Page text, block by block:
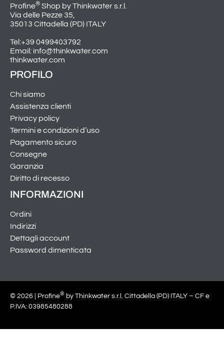
Profine® Shop by Thinkwater s.r.l.
Via delle Pezze 35,
35013 Cittadella (PD) ITALY
Tel:+39 0499403792
Email: info@thinkwater.com
thinkwater.com
PROFILO
Chi siamo
Assistenza clienti
Privacy policy
Termini e condizioni d’uso
Pagamento sicuro
Consegne
Garanzia
Diritto di recesso
INFORMAZIONI
Ordini
Indirizzi
Dettagli account
Password dimenticata
© 2026 | Profine® by Thinkwater s.r.l. Cittadella (PD) ITALY – CF e
P.IVA: 03985480288